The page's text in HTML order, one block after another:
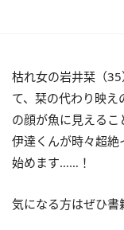
枯れ女の岩井栞（
て、栞の代わり映
の顔が魚に見えるこ
伊達くんが時々超絶
始めます……！
気になる方はぜひ書